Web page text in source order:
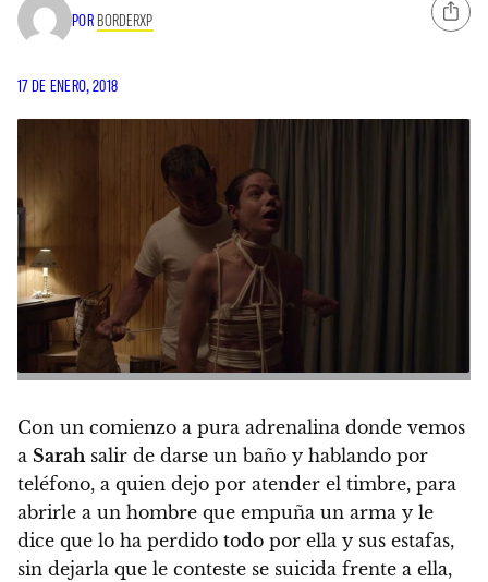
POR BORDERXP
17 DE ENERO, 2018
Con un comienzo a pura adrenalina donde vemos
a Sarahsalir de darse un baño y hablando por
teléfono, a quien dejo por atender el timbre, para
abrirle a un hombre que empuña un arma y le
dice que lo ha perdido todo por ella y sus estafas,
sin dejarla que le conteste se suicida frente a ella,